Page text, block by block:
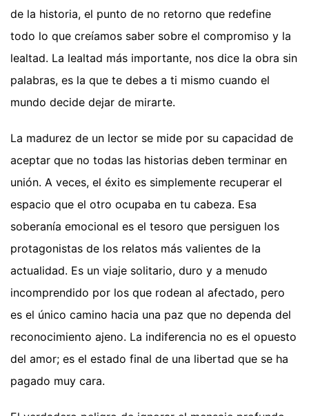
de la historia, el punto de no retorno que redefine
todo lo que creíamos saber sobre el compromiso y la
lealtad. La lealtad más importante, nos dice la obra sin
palabras, es la que te debes a ti mismo cuando el
mundo decide dejar de mirarte.
La madurez de un lector se mide por su capacidad de
aceptar que no todas las historias deben terminar en
unión. A veces, el éxito es simplemente recuperar el
espacio que el otro ocupaba en tu cabeza. Esa
soberanía emocional es el tesoro que persiguen los
protagonistas de los relatos más valientes de la
actualidad. Es un viaje solitario, duro y a menudo
incomprendido por los que rodean al afectado, pero
es el único camino hacia una paz que no dependa del
reconocimiento ajeno. La indiferencia no es el opuesto
del amor; es el estado final de una libertad que se ha
pagado muy cara.